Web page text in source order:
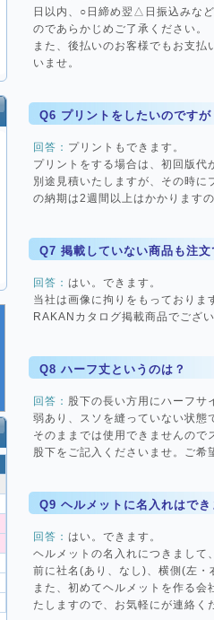
日以内、○日締め翌△日振込みな
のであらかじめご了承ください。
また、後払いのお客様でもお支
いませ。
Q6 プリントをしたいのですが
回答： プリントもできます。
プリントをする場合は、初回版
別途見積いたしますが、その時
の納期は2週間以上はかかります
Q7 掲載していない商品も注
回答： はい。できます。
当社は画像に拘りをもっており
RAKANカタログ掲載商品でござ
Q8 ハーフ丈というのは？
回答： 股下の長い方用にハーフサ
弱あり、スソを縫っていない状態
そのままでは使用できませんの
股下をご記入くださいませ。ご希
Q9 ヘルメットに名入れはで
回答： はい。できます。
ヘルメットの名入れにつきまして
前に社名(あり、なし)、横側(左
また、初めてヘルメットを作る
たしますので、お気軽にが連絡く